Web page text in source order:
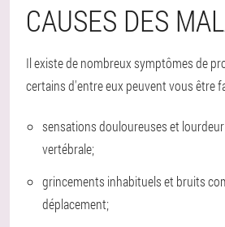
CAUSES DES
Il existe de nombreux symptômes de
certains d'entre eux peuvent vous être
sensations douloureuses et
vertébrale;
grincements inhabituels et bruits
déplacement;